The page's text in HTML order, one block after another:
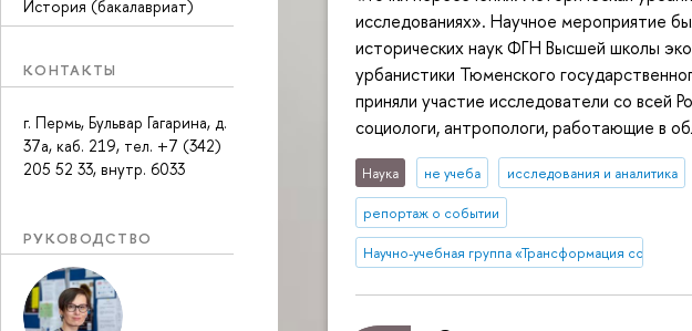
История (бакалавриат)
КОНТАКТЫ
г. Пермь, Бульвар Гагарина, д.
37а, каб. 219, тел. +7 (342)
205 52 33, внутр. 6033
РУКОВОДСТВО
исследованиях». Научное мероприятие
исторических наук ФГН Высшей школы
урбанистики Тюменского
приняли участие исследователи со всей
социологи, антропологи, работающие в
Наука не учеба исследования и аналитика
репортаж о событии
Научно-учебная группа «Трансформация